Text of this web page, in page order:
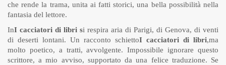
che rende la trama, unita ai fatti storici, una bella possibilità nella
fantasia del lettore.
InI cacciatori di libri si respira aria di Parigi, di Genova, di venti
di deserti lontani. Un racconto schiettoI cacciatori di libri,ma
molto poetico, a tratti, avvolgente. Impossibile ignorare questo
scrittore, a mio avviso, supportato da una felice traduzione. Se